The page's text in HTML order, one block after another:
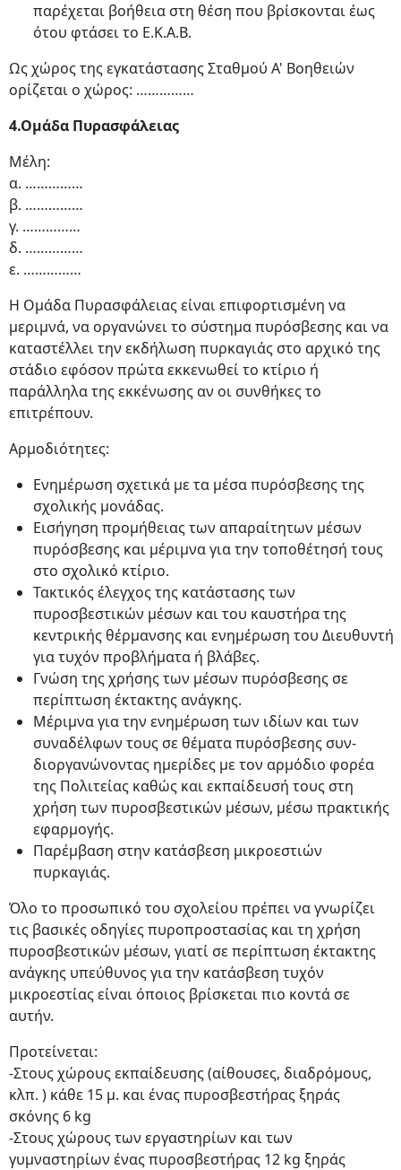
παρέχεται βοήθεια στη θέση που βρίσκονται έως
ότου φτάσει το Ε.Κ.Α.Β.
Ως χώρος της εγκατάστασης Σταθμού Α' Βοηθειών
ορίζεται ο χώρος: ……………
4.Ομάδα Πυρασφάλειας
Μέλη:
α. ……………
β. ……………
γ. ……………
δ. ……………
ε. ……………
Η Ομάδα Πυρασφάλειας είναι επιφορτισμένη να
μεριμνά, να οργανώνει το σύστημα πυρόσβεσης και να
καταστέλλει την εκδήλωση πυρκαγιάς στο αρχικό της
στάδιο εφόσον πρώτα εκκενωθεί το κτίριο ή
παράλληλα της εκκένωσης αν οι συνθήκες το
επιτρέπουν.
Αρμοδιότητες:
Ενημέρωση σχετικά με τα μέσα πυρόσβεσης της
σχολικής μονάδας.
Εισήγηση προμήθειας των απαραίτητων μέσων
πυρόσβεσης και μέριμνα για την τοποθέτησή τους
στο σχολικό κτίριο.
Τακτικός έλεγχος της κατάστασης των
πυροσβεστικών μέσων και του καυστήρα της
κεντρικής θέρμανσης και ενημέρωση του Διευθυντή
για τυχόν προβλήματα ή βλάβες.
Γνώση της χρήσης των μέσων πυρόσβεσης σε
περίπτωση έκτακτης ανάγκης.
Μέριμνα για την ενημέρωση των ιδίων και των
συναδέλφων τους σε θέματα πυρόσβεσης συν-
διοργανώνοντας ημερίδες με τον αρμόδιο φορέα
της Πολιτείας καθώς και εκπαίδευσή τους στη
χρήση των πυροσβεστικών μέσων, μέσω πρακτικής
εφαρμογής.
Παρέμβαση στην κατάσβεση μικροεστιών
πυρκαγιάς.
Όλο το προσωπικό του σχολείου πρέπει να γνωρίζει
τις βασικές οδηγίες πυροπροστασίας και τη χρήση
πυροσβεστικών μέσων, γιατί σε περίπτωση έκτακτης
ανάγκης υπεύθυνος για την κατάσβεση τυχόν
μικροεστίας είναι όποιος βρίσκεται πιο κοντά σε
αυτήν.
Προτείνεται:
-Στους χώρους εκπαίδευσης (αίθουσες, διαδρόμους,
κλπ. ) κάθε 15 μ. και ένας πυροσβεστήρας ξηράς
σκόνης 6 kg
-Στους χώρους των εργαστηρίων και των
γυμναστηρίων ένας πυροσβεστήρας 12 kg ξηράς